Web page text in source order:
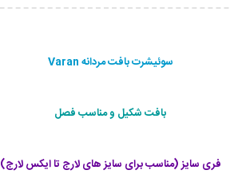
سوئیشرت بافت مردانه Varan
بافت شکیل و مناسب فصل
فری سایز (مناسب برای سایز های لارج تا ایکس لارج)